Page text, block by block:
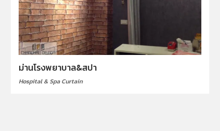
ม่านโรงพยาบาล&สปา
Hospital & Spa Curtain